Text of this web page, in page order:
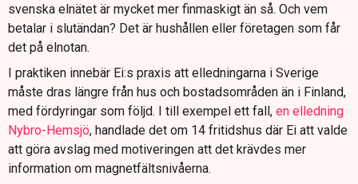
svenska elnätet är mycket mer finmaskigt än så. Och vem
betalar i slutändan? Det är hushållen eller företagen som får
det på elnotan.
I praktiken innebär Ei:s praxis att elledningarna i Sverige
måste dras längre från hus och bostadsområden än i Finland,
med fördyringar som följd. I till exempel ett fall, en elledning
Nybro-Hemsjö, handlade det om 14 fritidshus där Ei att valde
att göra avslag med motiveringen att det krävdes mer
information om magnetfältsnivåerna.